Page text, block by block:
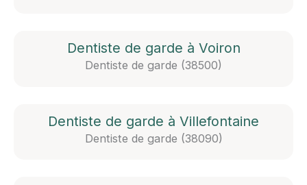
Dentiste de garde à Voiron
Dentiste de garde (38500)
Dentiste de garde à Villefontaine
Dentiste de garde (38090)